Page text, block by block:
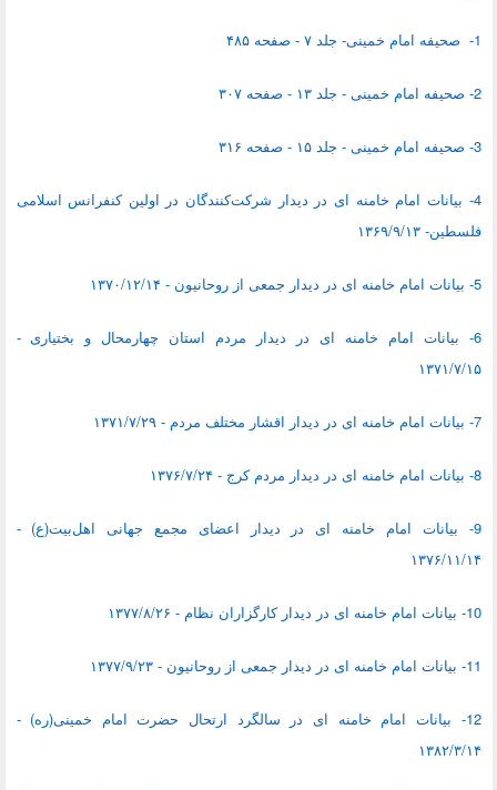
1- صحیفه امام خمینی- جلد ۷ - صفحه ۴۸۵
2- صحیفه امام خمینی - جلد ۱۳ - صفحه ۳۰۷
3- صحیفه امام خمینی - جلد ۱۵ - صفحه ۳۱۶
4- بیانات امام خامنه ای در دیدار شرکت‌‌کنندگان در اولین کنفرانس اسلامی
فلسطین‌- ۱۳۶۹/۹/۱۳
5- بیانات امام خامنه ای در دیدار جمعی از روحانیون - ۱۳۷۰/۱۲/۱۴
6- بیانات امام خامنه ای در دیدار مردم استان چهارمحال و بختیاری -
۱۳۷۱/۷/۱۵
7- بیانات امام خامنه ای در دیدار اقشار مختلف مردم - ۱۳۷۱/۷/۲۹
8- بیانات امام خامنه ای در دیدار مردم کرج‌ - ۱۳۷۶/۷/۲۴
9- بیانات امام خامنه ای در دیدار اعضای مجمع جهانی اهل‌بیت(ع) -
۱۳۷۶/۱۱/۱۴
10- بیانات امام خامنه ای در دیدار کارگزاران نظام - ۱۳۷۷/۸/۲۶
11- بیانات امام خامنه ای در دیدار جمعی از روحانیون - ۱۳۷۷/۹/۲۳
12- بیانات امام خامنه ای در سالگرد ارتحال حضرت امام خمینی(ره) -
۱۳۸۲/۳/۱۴